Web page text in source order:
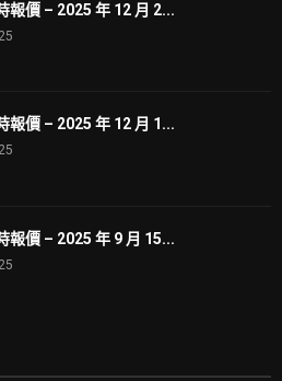
報價 – 2025 年 12 月 2...
報價 – 2025 年 12 月 1...
報價 – 2025 年 9 月 15...